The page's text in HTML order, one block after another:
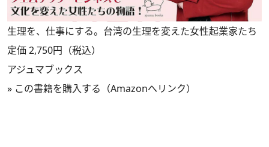
生理を、仕事にする。台湾の生理を変えた女性起業家たち
定価 2,750円（税込）
アジュマブックス
» この書籍を購入する（Amazonへリンク）